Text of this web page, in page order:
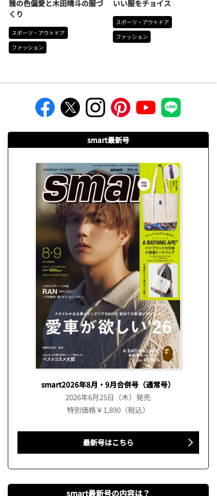
雅の色偏愛と木田晴斗の服づ
くり
スポーツ・アウトドア
ファッション
いい服をチョイス
スポーツ・アウトドア
ファッション
smart最新号
smart2026年8月・9月合併号（通常号）
2026年6月25日（木）発売
特別価格￥1,890（税込）
最新号はこちら
smart最新号の内容は？